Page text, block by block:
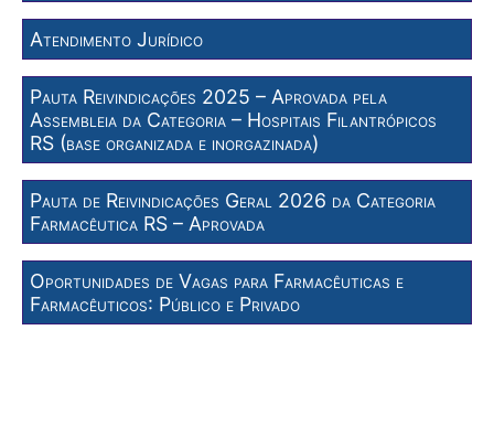
Atendimento Jurídico
Pauta Reivindicações 2025 – Aprovada pela
Assembleia da Categoria – Hospitais Filantrópicos
RS (base organizada e inorgazinada)
Pauta de Reivindicações Geral 2026 da Categoria
Farmacêutica RS – Aprovada
Oportunidades de Vagas para Farmacêuticas e
Farmacêuticos: Público e Privado